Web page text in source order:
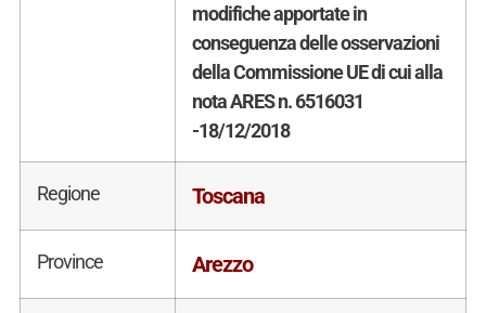
modifiche apportate in
conseguenza delle osservazioni
della Commissione UE di cui alla
nota ARES n. 6516031
-18/12/2018
Regione Toscana
Province Arezzo